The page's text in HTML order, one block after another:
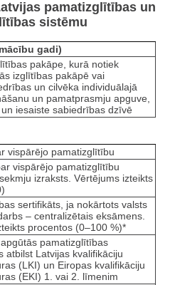
pamatizglītības un
sistēmu
gadi)
pakāpe, kurā notiek
izglītības pakāpē vai
un cilvēka individuālajā
un pamatprasmju apguve,
iesaiste sabiedrības dzīvē
vispārējo pamatizglītību
vispārējo pamatizglītību
izraksts. Vērtējums izteikts
sertifikāts, ja nokārtots valsts
– centralizētais eksāmens.
procentos (0–100 %)*
pamatizglītības
atbilst Latvijas kvalifikāciju
(LKI) un Eiropas kvalifikāciju
(EKI) 1. vai 2. līmenim